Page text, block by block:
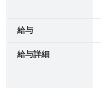
給与
給与詳細